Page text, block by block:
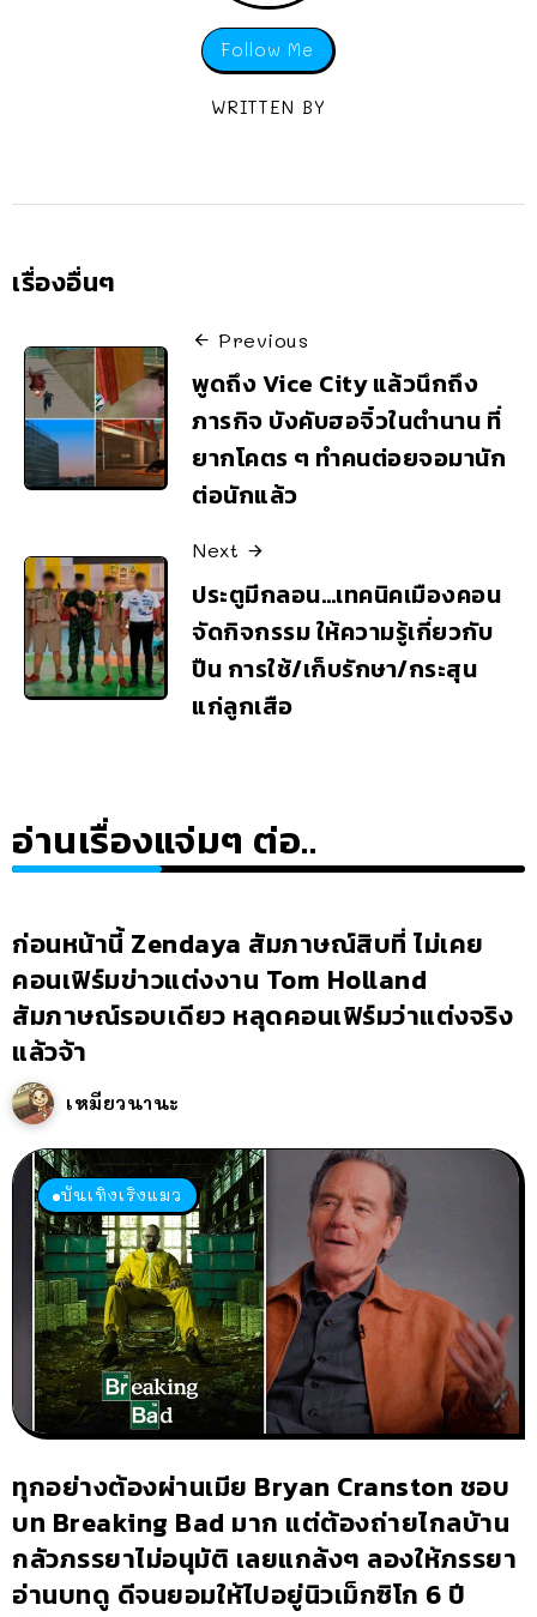
Follow Me
WRITTEN BY
เรื่องอื่นๆ
Previous
พูดถึง Vice City แล้วนึกถึง
ภารกิจ บังคับฮอจิ๋วในตำนาน ที่
ยากโคตร ๆ ทำคนต่อยจอมานัก
ต่อนักแล้ว
Next
ประตูมีกลอน…เทคนิคเมืองคอน
จัดกิจกรรม ให้ความรู้เกี่ยวกับ
ปืน การใช้/เก็บรักษา/กระสุน
แก่ลูกเสือ
อ่านเรื่องแจ่มๆ ต่อ..
ก่อนหน้านี้ Zendaya สัมภาษณ์สิบที่ ไม่เคย
คอนเฟิร์มข่าวแต่งงาน Tom Holland
สัมภาษณ์รอบเดียว หลุดคอนเฟิร์มว่าแต่งจริง
แล้วจ้า
เหมียวนานะ
บันเทิงเริงแมว
ทุกอย่างต้องผ่านเมีย Bryan Cranston ชอบ
บท Breaking Bad มาก แต่ต้องถ่ายไกลบ้าน
กลัวภรรยาไม่อนุมัติ เลยแกล้งๆ ลองให้ภรรยา
อ่านบทดู ดีจนยอมให้ไปอยู่นิวเม็กซิโก 6 ปี